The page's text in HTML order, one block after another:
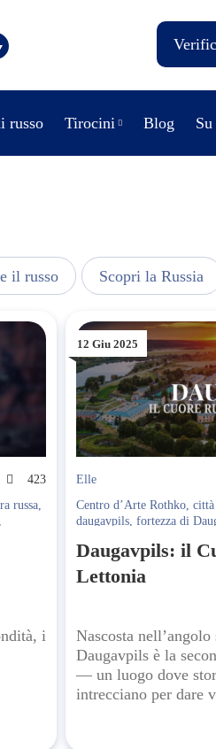
russo Tirocini Blog
il russo Scopri la Russia
423
russa,
,
i
12 Giu 2025
Elle
Centro d’Arte Rothko,
daugavpils,fortezza di
Daugavpils: il
Lettonia
Nascosta
Daugavpils è la
— un luogo dove
intrecciano per dare